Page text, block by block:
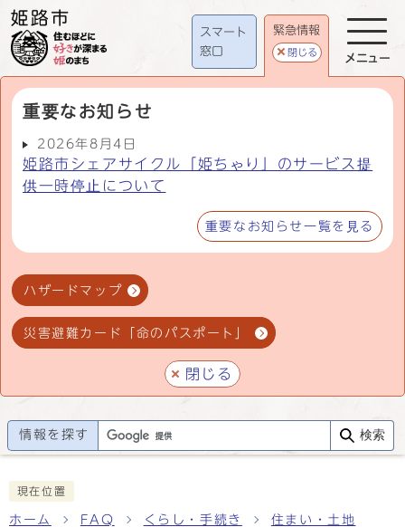
スマート
窓口
緊急情報
閉じる
重要なお知らせ
2026年8月4日
姫路市シェアサイクル「姫ちゃり」のサービス提
供一時停止について
重要なお知らせ一覧を見る
ハザードマップ
災害避難カード「命のパスポート」
閉じる
メニュー
情報を探す 検索
現在位置
ホーム FAQ くらし・手続き 住まい・土地